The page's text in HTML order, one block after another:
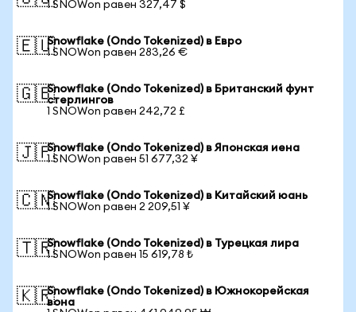
1 SNOWon равен 327,47 $
🇪🇺Snowflake (Ondo Tokenized) в Евро
1 SNOWon равен 283,26 €
🇬🇧Snowflake (Ondo Tokenized) в Британский фунт
стерлингов
1 SNOWon равен 242,72 £
🇯🇵Snowflake (Ondo Tokenized) в Японская иена
1 SNOWon равен 51 677,32 ¥
🇨🇳Snowflake (Ondo Tokenized) в Китайский юань
1 SNOWon равен 2 209,51 ¥
🇹🇷Snowflake (Ondo Tokenized) в Турецкая лира
1 SNOWon равен 15 619,78 ₺
🇰🇷Snowflake (Ondo Tokenized) в Южнокорейская
вона